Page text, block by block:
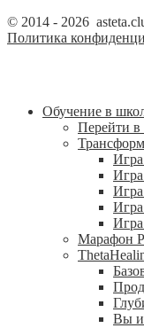
© 2014 - 2026
Политика
Обучение в
Перейти
Марафон
Вы и